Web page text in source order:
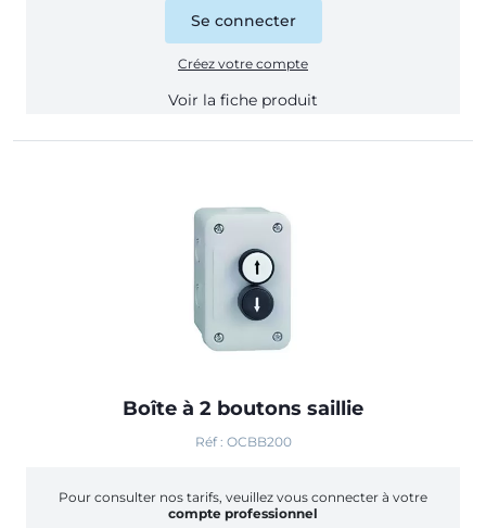
Se connecter
Créez votre compte
Voir la fiche produit
Boîte à 2 boutons saillie
Réf : OCBB200
Pour consulter nos tarifs, veuillez vous connecter à votre
compte professionnel